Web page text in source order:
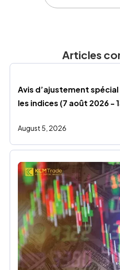
Articles
Avis d’ajustement spécial
les indices (7 août 2026 -
August 5, 2026